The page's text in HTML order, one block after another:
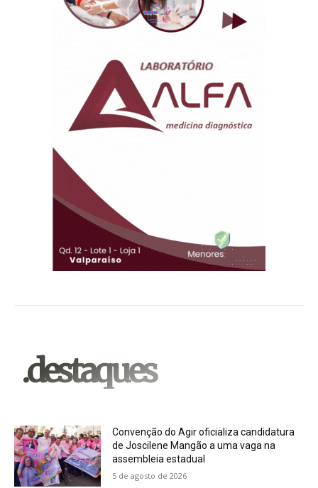
.destaques
Convenção do Agir oficializa candidatura
de Joscilene Mangão a uma vaga na
assembleia estadual
5 de agosto de 2026